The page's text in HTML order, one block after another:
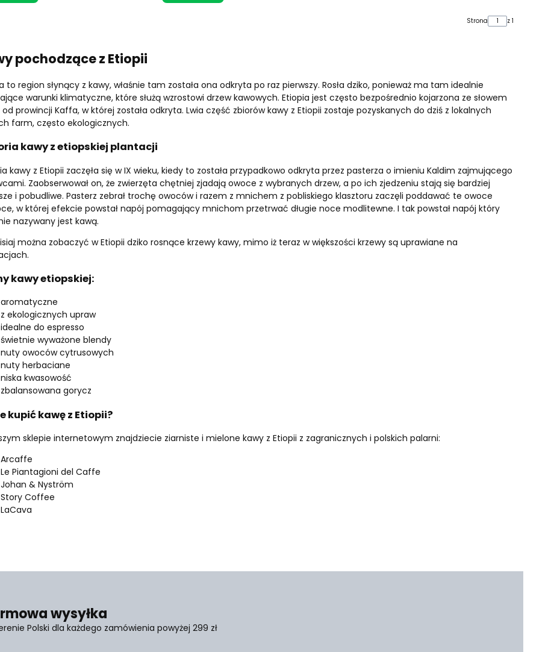
Strona z 1
pochodzące z Etiopii
to region słynący z kawy, właśnie tam została ona odkryta po raz pierwszy. Rosła dziko, ponieważ ma tam idealnie
warunki klimatyczne, które służą wzrostowi drzew kawowych. Etiopia jest często bezpośrednio kojarzona ze słowem
od prowincji Kaffa, w której została odkryta. Lwia część zbiorów kawy z Etiopii zostaje pozyskanych do dziś z lokalnych
farm, często ekologicznych.
kawy z etiopskiej plantacji
kawy z Etiopii zaczęła się w IX wieku, kiedy to została przypadkowo odkryta przez pasterza o imieniu Kaldim zajmującego
Zaobserwował on, że zwierzęta chętniej zjadają owoce z wybranych drzew, a po ich zjedzeniu stają się bardziej
i pobudliwe. Pasterz zebrał trochę owoców i razem z mnichem z pobliskiego klasztoru zaczęli poddawać te owoce
w której efekcie powstał napój pomagający mnichom przetrwać długie noce modlitewne. I tak powstał napój który
nazywany jest kawą.
można zobaczyć w Etiopii dziko rosnące krzewy kawy, mimo iż teraz w większości krzewy są uprawiane na
kawy etiopskiej:
aromatyczne
z ekologicznych upraw
idealne do espresso
świetnie wyważone blendy
nuty owoców cytrusowych
nuty herbaciane
niska kwasowość
zbalansowana gorycz
kupić kawę z Etiopii?
sklepie internetowym znajdziecie ziarniste i mielone kawy z Etiopii z zagranicznych i polskich palarni:
Arcaffe
Le Piantagioni del Caffe
Johan & Nyström
Story Coffee
LaCava
wysyłka
Polski dla każdego zamówienia powyżej 299 zł